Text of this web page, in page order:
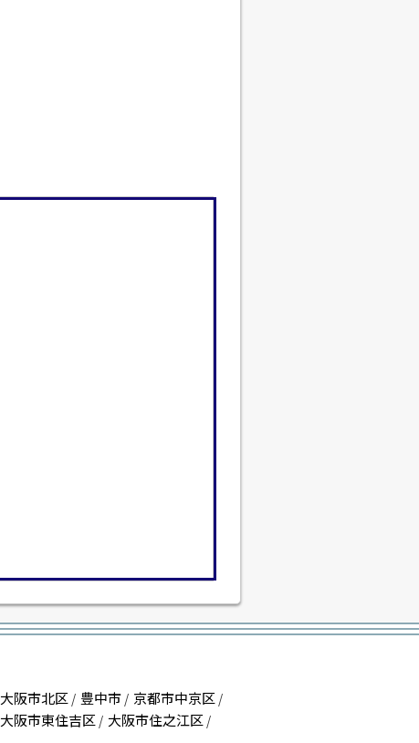
大阪市北区 / 豊中市 / 京都市中京区 /
大阪市東住吉区 / 大阪市住之江区 /